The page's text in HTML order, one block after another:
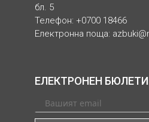
бл. 5
Телефон: +0700 18466
Електронна поща:
ЕЛЕКТРОНЕН